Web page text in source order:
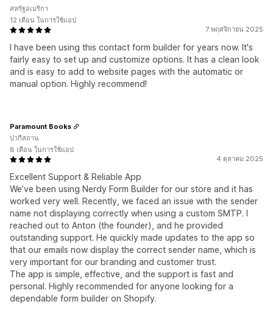
7 พฤศจิกายน 2025
I have been using this contact form builder for years now. It's
fairly easy to set up and customize options. It has a clean look
and is easy to add to website pages with the automatic or
manual option. Highly recommend!
สหรัฐอเมริกา
12 เดือน ในการใช้แอป
4 ตุลาคม 2025
Excellent Support & Reliable App
We’ve been using Nerdy Form Builder for our store and it has
worked very well. Recently, we faced an issue with the sender
name not displaying correctly when using a custom SMTP. I
reached out to Anton (the founder), and he provided
outstanding support. He quickly made updates to the app so
that our emails now display the correct sender name, which is
very important for our branding and customer trust.
The app is simple, effective, and the support is fast and
personal. Highly recommended for anyone looking for a
dependable form builder on Shopify.
Paramount Books
ปากีสถาน
8 เดือน ในการใช้แอป